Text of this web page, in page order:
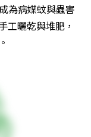
為病媒蚊與蟲害
工曬乾與堆肥，